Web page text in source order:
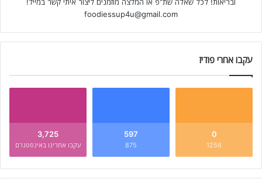
ובריאות! לכל שאלה שת"פ או המלצה מוזמנים ליצור איתי קשר במייל!
foodiessup4u@gmail.com
עקבו אחרי פודיז
0
1256
597
875
3,725
עקבו אחרינו באינסטגרם